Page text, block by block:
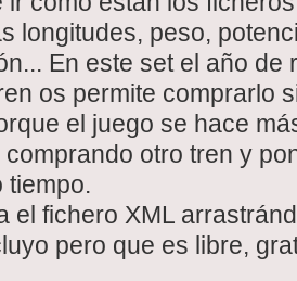
longitudes, peso,
En este set el año de
os permite comprarlo
el juego se hace
otro tren y
tiempo.
el fichero XML
pero que es libre,